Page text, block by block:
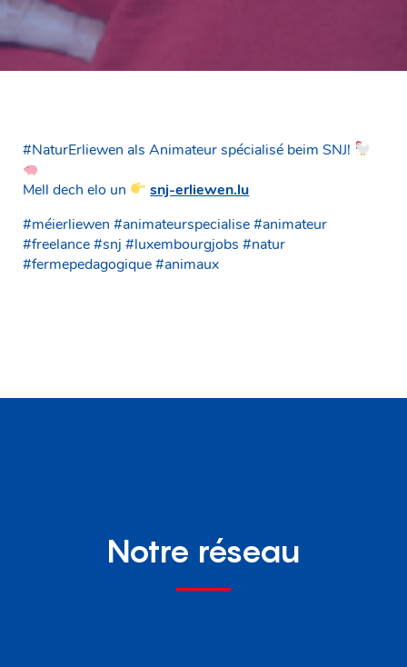
#NaturErliewen als Animateur spécialisé beim SNJ!
Mell dech elo un
snj-erliewen.lu
#méierliewen #animateurspecialise #animateur
#freelance #snj #luxembourgjobs #natur
#fermepedagogique #animaux
Notre réseau